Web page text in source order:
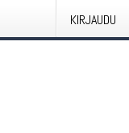
KIRJAUDU